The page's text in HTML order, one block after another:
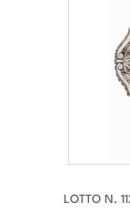
LOTTO N.